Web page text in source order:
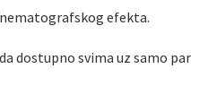
efekta.
dostupno svima uz samo par